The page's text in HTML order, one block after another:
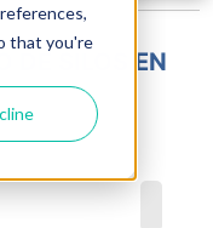
that you're
DE SILOS EN